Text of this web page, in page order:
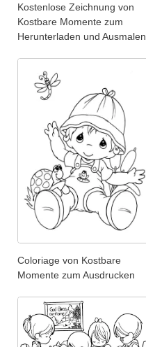
Kostenlose Zeichnung von
Kostbare Momente zum
Herunterladen und Ausmalen
Coloriage von Kostbare
Momente zum Ausdrucken